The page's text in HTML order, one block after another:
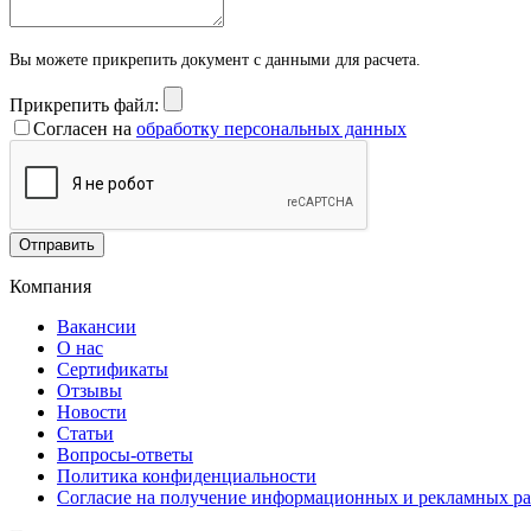
Вы можете прикрепить документ с данными для расчета.
Прикрепить файл:
Согласен на обработку персональных данных
Отправить
Компания
Вакансии
О нас
Сертификаты
Отзывы
Новости
Статьи
Вопросы-ответы
Политика конфиденциальности
Согласие на получение информационных и рекламных